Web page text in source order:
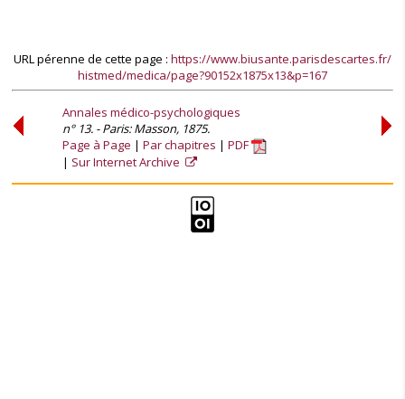
URL pérenne de cette page : https://www.biusante.parisdescartes.fr/
histmed/medica/page?90152x1875x13&p=167
Annales médico-psychologiques
n° 13. - Paris: Masson, 1875.
Page à Page
Par chapitres
PDF
Sur Internet Archive